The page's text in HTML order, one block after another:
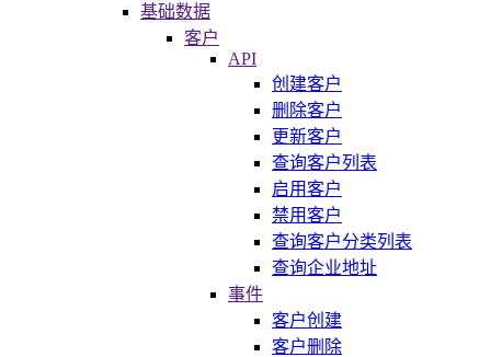
基础数据
客户
API
创建客户
删除客户
更新客户
查询客户列表
启用客户
禁用客户
查询客户分类列表
查询企业地址
事件
客户创建
客户删除